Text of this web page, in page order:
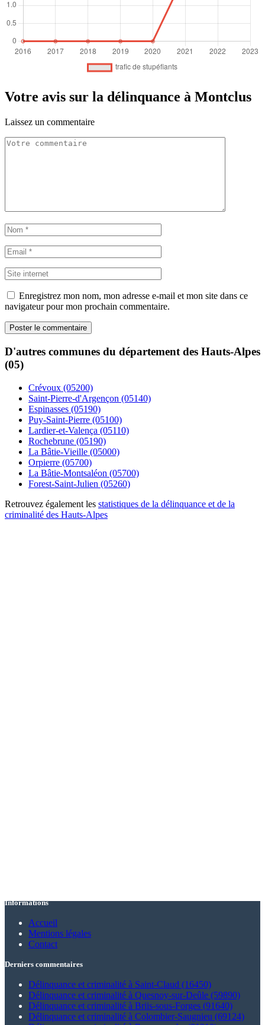
Votre avis sur la délinquance à Montclus
Laissez un commentaire
Enregistrez mon nom, mon adresse e-mail et mon site dans ce
navigateur pour mon prochain commentaire.
D'autres communes du département des Hauts-Alpes
(05)
Crévoux (05200)
Saint-Pierre-d'Argençon (05140)
Espinasses (05190)
Puy-Saint-Pierre (05100)
Lardier-et-Valença (05110)
Rochebrune (05190)
La Bâtie-Vieille (05000)
Orpierre (05700)
La Bâtie-Montsaléon (05700)
Forest-Saint-Julien (05260)
Retrouvez également les statistiques de la délinquance et de la
criminalité des Hauts-Alpes
Informations
Accueil
Mentions légales
Contact
Derniers commentaires
Délinquance et criminalité à Saint-Claud (16450)
Délinquance et criminalité à Quesnoy-sur-Deûle (59890)
Délinquance et criminalité à Briis-sous-Forges (91640)
Délinquance et criminalité à Colombier-Saugnieu (69124)